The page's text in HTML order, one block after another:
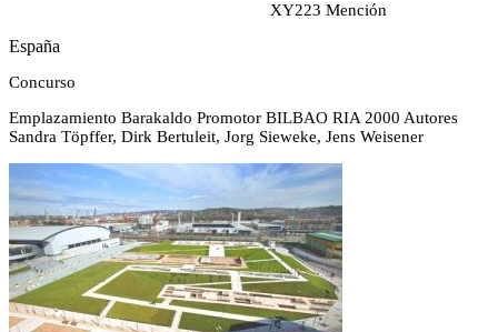
XY223 Mención
España
Concurso
Emplazamiento Barakaldo Promotor BILBAO RIA 2000 Autores
Sandra Töpffer, Dirk Bertuleit, Jorg Sieweke, Jens Weisener